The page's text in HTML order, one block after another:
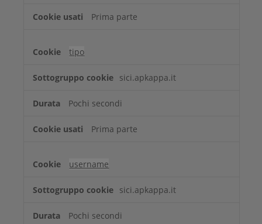
Prima parte
tipo
sici.apkappa.it
Pochi secondi
Prima parte
username
sici.apkappa.it
Pochi secondi